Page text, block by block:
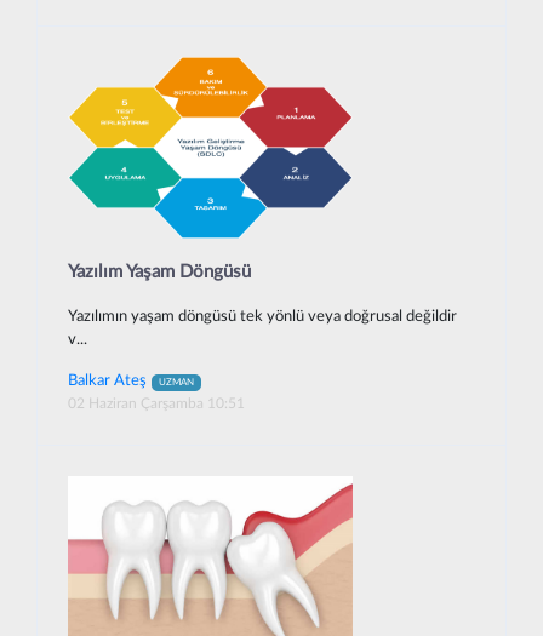
Yazılım Yaşam Döngüsü
Yazılımın yaşam döngüsü tek yönlü veya doğrusal değildir
v...
Balkar Ateş UZMAN
02 Haziran Çarşamba 10:51